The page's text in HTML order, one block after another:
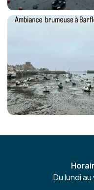
Du lundi